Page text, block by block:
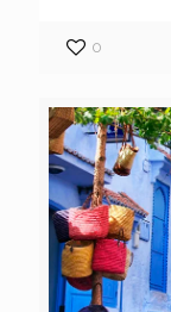
0